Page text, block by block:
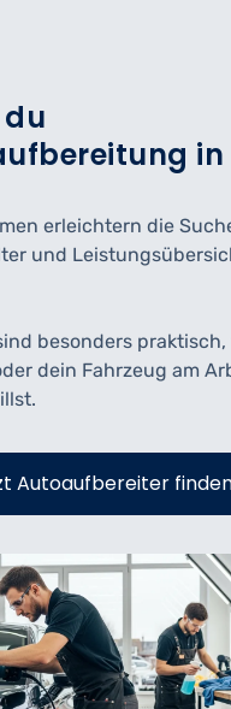
in
erleichtern die
und
besonders
dein Fahrzeug am
Autoaufbereiter